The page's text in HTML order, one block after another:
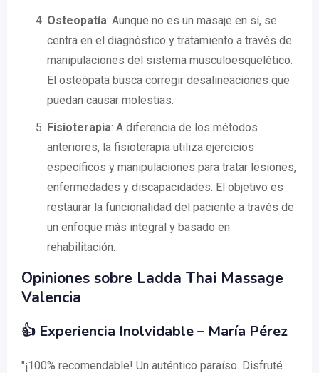
Osteopatía: Aunque no es un masaje en sí, se
centra en el diagnóstico y tratamiento a través de
manipulaciones del sistema musculoesquelético.
El osteópata busca corregir desalineaciones que
puedan causar molestias.
Fisioterapia: A diferencia de los métodos
anteriores, la fisioterapia utiliza ejercicios
específicos y manipulaciones para tratar lesiones,
enfermedades y discapacidades. El objetivo es
restaurar la funcionalidad del paciente a través de
un enfoque más integral y basado en
rehabilitación.
Opiniones sobre Ladda Thai Massage
Valencia
👍 Experiencia Inolvidable – María Pérez
"¡100% recomendable! Un auténtico paraíso. Disfruté